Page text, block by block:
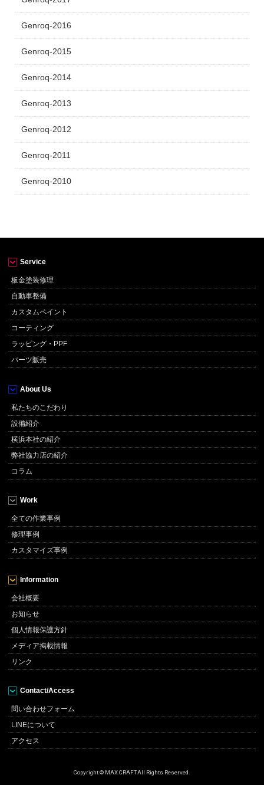
Genroq-2016
Genroq-2015
Genroq-2014
Genroq-2013
Genroq-2012
Genroq-2011
Genroq-2010
Service
板金塗装修理
自動車整備
カスタムペイント
コーティング
ラッピング・PPF
パーツ販売
About Us
私たちのこだわり
設備紹介
横浜本社の紹介
弊社協力店の紹介
コラム
Work
全ての作業事例
修理事例
カスタマイズ事例
Information
会社概要
お知らせ
個人情報保護方針
メディア掲載情報
リンク
Contact/Access
問い合わせフォーム
LINEについて
アクセス
Copyright © MAX CRAFT All Rights Reserved.